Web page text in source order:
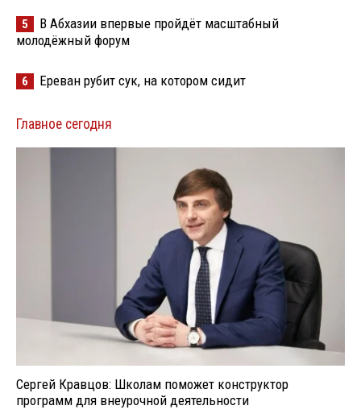
5
В Абхазии впервые пройдёт масштабный
молодёжный форум
6 Ереван рубит сук, на котором сидит
Главное сегодня
Сергей Кравцов: Школам поможет конструктор
программ для внеурочной деятельности